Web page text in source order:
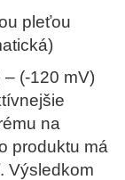
pleťou
(-120 mV)
na
produktu má
Výsledkom